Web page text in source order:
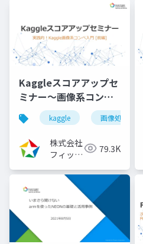
Kaggleスコアアップセ
ミナー～画像系コンペ
入門[前編]
（2023/08/02）
kaggle 画像処理
株式会社
フィック
79.3K